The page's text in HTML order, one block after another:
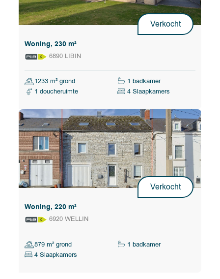
Verkocht
Woning, 230 m²
6890 LIBIN
1233 m² grond
1 badkamer
1 doucheruimte
4 Slaapkamers
Verkocht
Woning, 220 m²
6920 WELLIN
879 m² grond
1 badkamer
4 Slaapkamers